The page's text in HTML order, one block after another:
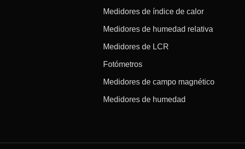
Medidores de índice de calor
Medidores de humedad relativa
Medidores de LCR
Fotómetros
Medidores de campo magnético
Medidores de humedad